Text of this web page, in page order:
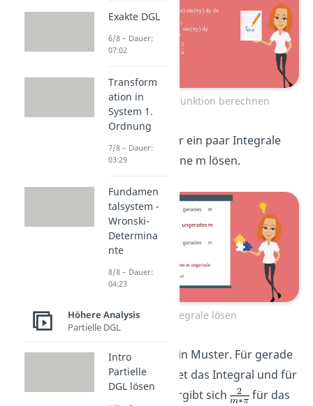
konkrete Funktion berechnen
Jetzt wollen wir ein paar Integrale
für verschiedene m lösen.
Integrale lösen
Du erkennst ein Muster. Für gerade
m verschwindet das Integral und für
ungerade m ergibt sich
für das
Exakte DGL
6/8 – Dauer:
07:02
Transform
ation in
System 1.
Ordnung
7/8 – Dauer:
03:29
Fundamen
talsystem -
Wronski-
Determina
nte
8/8 – Dauer:
04:23
Höhere Analysis
Partielle DGL
Intro
Partielle
DGL lösen